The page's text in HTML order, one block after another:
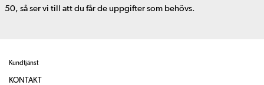
50, så ser vi till att du får de uppgifter som behövs.
Kundtjänst
KONTAKT